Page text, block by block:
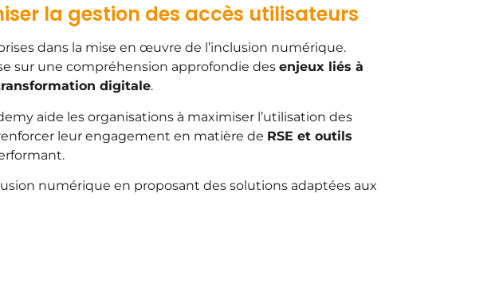
la gestion des accès utilisateurs
dans la mise en œuvre de l’inclusion numérique.
sur une compréhension approfondie des enjeux liés à
digitale.
aide les organisations à maximiser l’utilisation des
leur engagement en matière de RSE et outils
numérique en proposant des solutions adaptées aux